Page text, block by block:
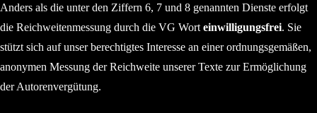
Anders als die unter den Ziffern 6, 7 und 8 genannten Dienste erfolgt
die Reichweitenmessung durch die VG Wort einwilligungsfrei. Sie
stützt sich auf unser berechtigtes Interesse an einer ordnungsgemäßen,
anonymen Messung der Reichweite unserer Texte zur Ermöglichung
der Autorenvergütung.